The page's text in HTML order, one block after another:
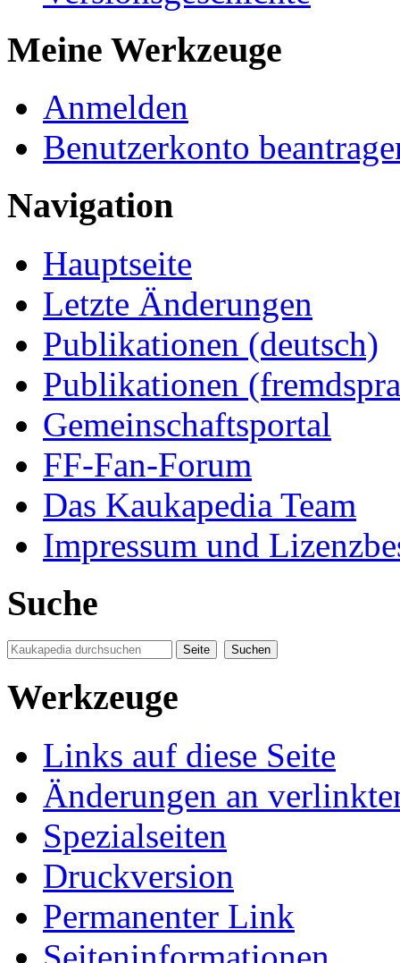
Meine Werkzeuge
Anmelden
Benutzerkonto
Navigation
Hauptseite
Letzte Änderungen
Publikationen (deutsch)
Publikationen
Gemeinschaftsportal
FF-Fan-Forum
Das Kaukapedia Team
Impressum und
Suche
Werkzeuge
Links auf diese Seite
Änderungen an
Spezialseiten
Druckversion
Permanenter Link